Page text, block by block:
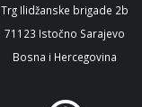
Trg Ilidžanske brigade 2b
71123 Istočno Sarajevo
Bosna i Hercegovina